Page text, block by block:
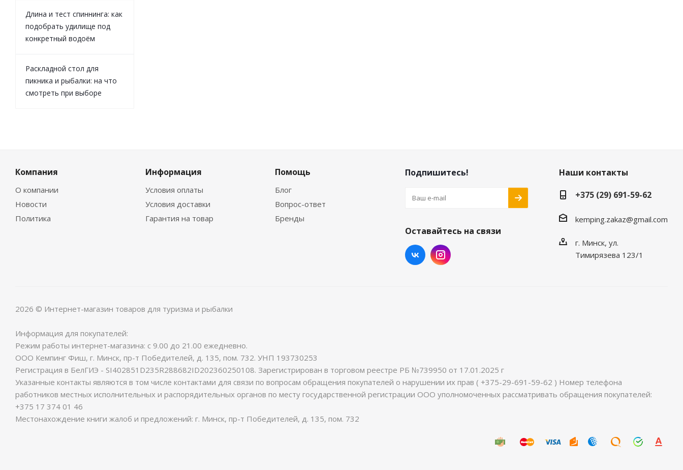
Длина и тест спиннинга: как
подобрать удилище под
конкретный водоём
Раскладной стол для
пикника и рыбалки: на что
смотреть при выборе
Компания
О компании
Новости
Политика
Информация
Условия оплаты
Условия доставки
Гарантия на товар
Помощь
Блог
Вопрос-ответ
Бренды
Подпишитесь!
Оставайтесь на связи
Наши контакты
+375 (29) 691-59-62
kemping.zakaz@gmail.com
г. Минск, ул.
Тимирязева 123/1
2026 © Интернет-магазин товаров для туризма и рыбалки
Информация для покупателей:
Режим работы интернет-магазина: с 9.00 до 21.00 ежедневно.
ООО Кемпинг Фиш, г. Минск, пр-т Победителей, д. 135, пом. 732. УНП 193730253
Регистрация в БелГИЭ - SI402851D235R288682ID202360250108. Зарегистрирован в торговом реестре РБ №739950 от 17.01.2025 г
Указанные контакты являются в том числе контактами для связи по вопросам обращения покупателей о нарушении их прав ( +375-29-691-59-62 ) Номер телефона
работников местных исполнительных и распорядительных органов по месту государственной регистрации ООО уполномоченных рассматривать обращения покупателей:
+375 17 374 01 46
Местонахождение книги жалоб и предложений: г. Минск, пр-т Победителей, д. 135, пом. 732